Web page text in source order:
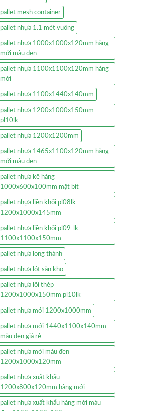
pallet mesh container
pallet nhựa 1.1 mét vuông
pallet nhựa 1000x1000x120mm hàng
mới màu đen
pallet nhựa 1100x1100x120mm hàng
mới
pallet nhựa 1100x1440x140mm
pallet nhựa 1200x1000x150mm
pl10lk
pallet nhựa 1200x1200mm
pallet nhựa 1465x1100x120mm hàng
mới màu đen
pallet nhựa kê hàng
1000x600x100mm mặt bít
pallet nhựa liền khối pl08lk
1200x1000x145mm
pallet nhựa liền khối pl09-lk
1100x1100x150mm
pallet nhựa long thành
pallet nhựa lót sàn kho
pallet nhựa lõi thép
1200x1000x150mm pl10lk
pallet nhựa mới 1200x1000mm
pallet nhựa mới 1440x1100x140mm
màu đen giá rẻ
pallet nhựa mới màu đen
1200x1000x120mm
pallet nhựa xuất khẩu
1200x800x120mm hàng mới
pallet nhựa xuất khẩu hàng mới màu